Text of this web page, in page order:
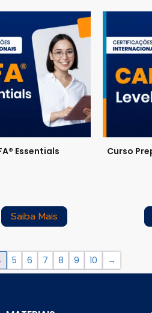
Essentials
Saiba Mais
Curso
5 6 7 8 9 10 →